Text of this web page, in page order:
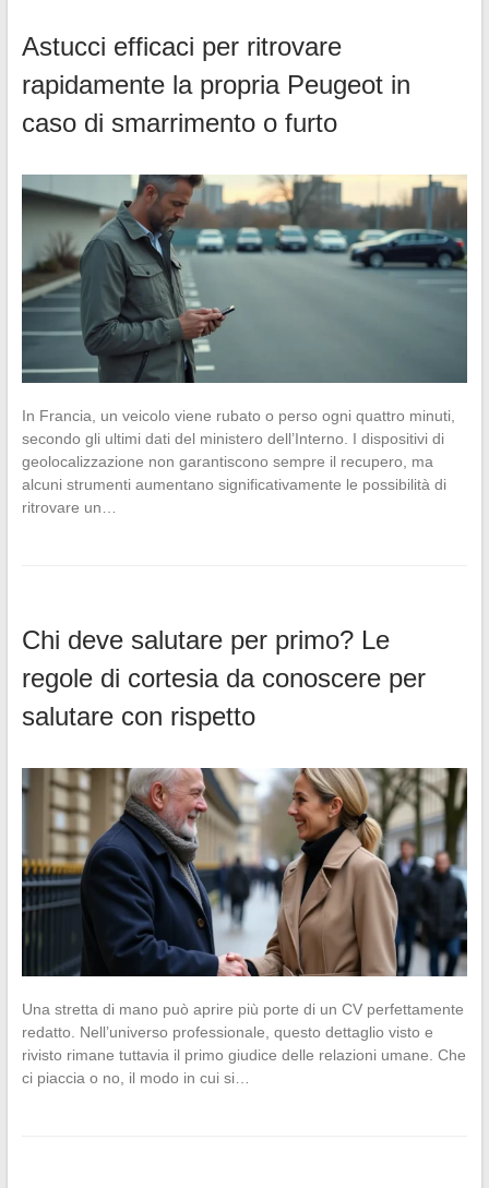
Astucci efficaci per ritrovare
rapidamente la propria Peugeot in
caso di smarrimento o furto
In Francia, un veicolo viene rubato o perso ogni quattro minuti,
secondo gli ultimi dati del ministero dell’Interno. I dispositivi di
geolocalizzazione non garantiscono sempre il recupero, ma
alcuni strumenti aumentano significativamente le possibilità di
ritrovare un…
Chi deve salutare per primo? Le
regole di cortesia da conoscere per
salutare con rispetto
Una stretta di mano può aprire più porte di un CV perfettamente
redatto. Nell’universo professionale, questo dettaglio visto e
rivisto rimane tuttavia il primo giudice delle relazioni umane. Che
ci piaccia o no, il modo in cui si…